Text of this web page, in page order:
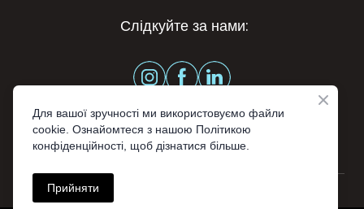
Слідкуйте за нами:
Для вашої зручності ми використовуємо файли
cookie. Ознайомтеся з нашою Політикою
конфіденційності, щоб дізнатися більше.
Прийняти